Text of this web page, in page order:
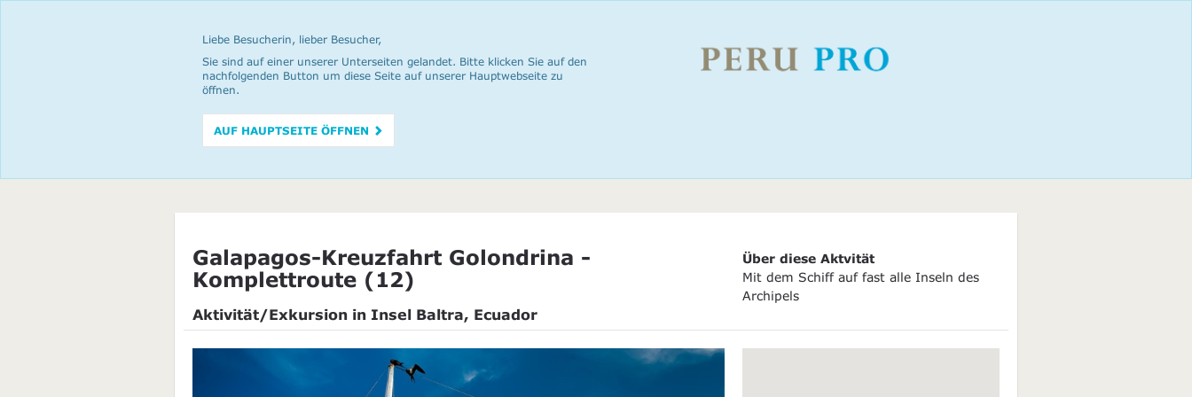
Liebe Besucherin, lieber Besucher,
Sie sind auf einer unserer Unterseiten gelandet. Bitte klicken Sie auf den
nachfolgenden Button um diese Seite auf unserer Hauptwebseite zu
öffnen.
AUF HAUPTSEITE ÖFFNEN
Galapagos-Kreuzfahrt Golondrina -
Komplettroute (12)
Aktivität/Exkursion in Insel Baltra, Ecuador
Über diese Aktvität
Mit dem Schiff auf fast alle Inseln des
Archipels